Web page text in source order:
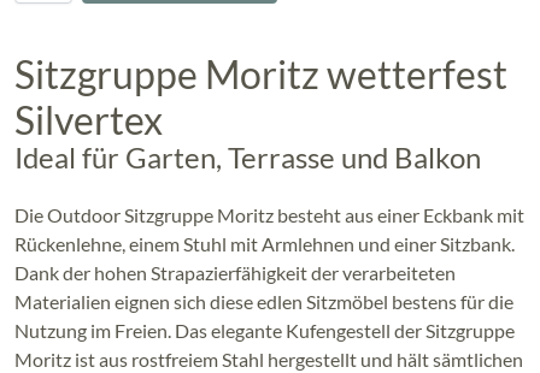
Sitzgruppe Moritz wetterfest
Silvertex
Ideal für Garten, Terrasse und Balkon
Die Outdoor Sitzgruppe Moritz besteht aus einer Eckbank mit
Rückenlehne, einem Stuhl mit Armlehnen und einer Sitzbank.
Dank der hohen Strapazierfähigkeit der verarbeiteten
Materialien eignen sich diese edlen Sitzmöbel bestens für die
Nutzung im Freien. Das elegante Kufengestell der Sitzgruppe
Moritz ist aus rostfreiem Stahl hergestellt und hält sämtlichen